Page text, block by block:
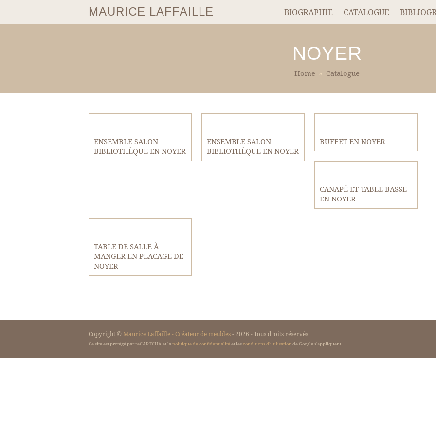
MAURICE LAFFAILLE BIOGRAPHIE CATALOGUE
NOYER
Home » Catalogue
ENSEMBLE SALON
BIBLIOTHÈQUE EN NOYER
ENSEMBLE SALON
BIBLIOTHÈQUE EN NOYER
BUFFET EN NOYER
CANAPÉ ET TABLE BASSE
EN NOYER
TABLE DE SALLE À
MANGER EN PLACAGE DE
NOYER
Copyright © Maurice Laffaille - Créateur de meubles- 2026 - Tous droits réservés
Ce site est protégé par reCAPTCHA et lapolitique de confidentialitéet lesconditions d'utilisationde Google s'appliquent.